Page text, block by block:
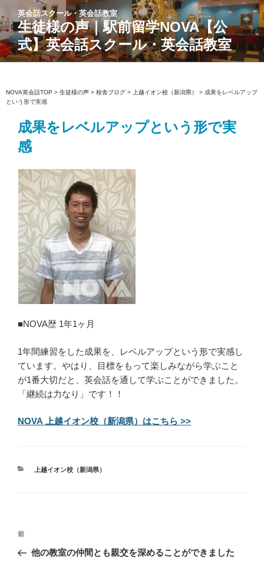
ン
テ
ン
ツ
ス
キ
英会話スクール・英会話教室
生徒様の声｜駅前留学NOVA【公
式】英会話スクール・英会話教室
NOVA英会話TOP > 生徒様の声 > 校舎ブログ > 上越イオン校（新潟県） > 成果をレベルアップ
という形で実感
成果をレベルアップという形で実
感
■NOVA歴 1年1ヶ月
1年間練習をした成果を、レベルアップという形で実感し
ています。やはり、目標をもって楽しみながら学ぶこと
が1番大切だと、英会話を通して学ぶことができました。
「継続は力なり」です！！
NOVA 上越イオン校（新潟県）はこちら >>
カ上越イオン校（新潟県）
投
ナ
過
去
前
他の教室の仲間とも親交を深めることができました